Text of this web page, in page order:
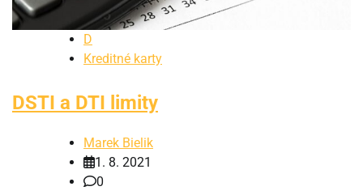
D
Kreditné karty
DSTI a DTI limity
Marek Bielik
1. 8. 2021
0